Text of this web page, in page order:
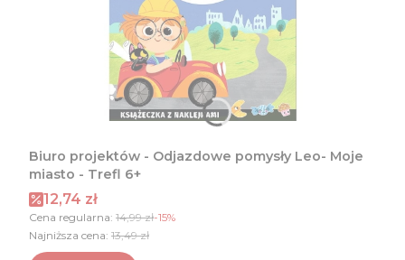
Biuro projektów - Odjazdowe pomysły Leo- Moje
miasto - Trefl 6+
Cena promocyjna
12,74 zł
Cena regularna: 14,99 zł-15%
Najniższa cena: 13,49 zł